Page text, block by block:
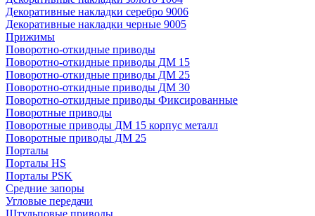
Декоративные накладки серебро 9006
Декоративные накладки черные 9005
Прижимы
Поворотно-откидные приводы
Поворотно-откидные приводы ДМ 15
Поворотно-откидные приводы ДМ 25
Поворотно-откидные приводы ДМ 30
Поворотно-откидные приводы Фиксированные
Поворотные приводы
Поворотные приводы ДМ 15 корпус металл
Поворотные приводы ДМ 25
Порталы
Порталы HS
Порталы PSK
Средние запоры
Угловые передачи
Штульповые приводы